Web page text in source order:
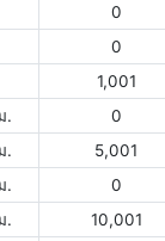
0
0
1,001
. 0
. 5,001
. 0
. 10,001